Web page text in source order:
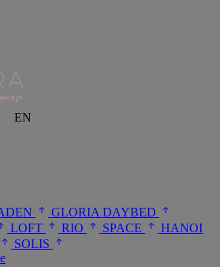
EN
GLORIA DAYBED
LOFT RIO SPACE
HANOI
SOLIS